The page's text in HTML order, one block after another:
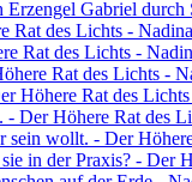
Gabriel durch
Rat des Lichts -
Rat des Lichts -
Rat des Lichts -
Höhere Rat des
Der Höhere Rat des
wollt. - Der
in der Praxis? - Der